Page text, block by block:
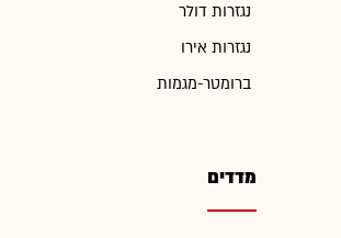
נגזרות דולר
נגזרות אירו
ברומטר-מגמות
מדדים